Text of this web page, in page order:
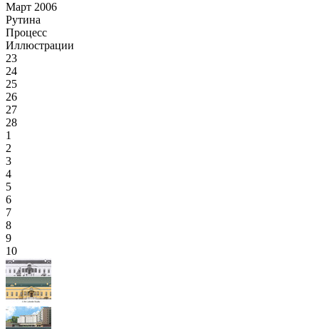
Март 2006
Рутина
Процесс
Иллюстрации
23
24
25
26
27
28
1
2
3
4
5
6
7
8
9
10